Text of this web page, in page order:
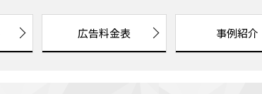
広告料金表 事例紹介